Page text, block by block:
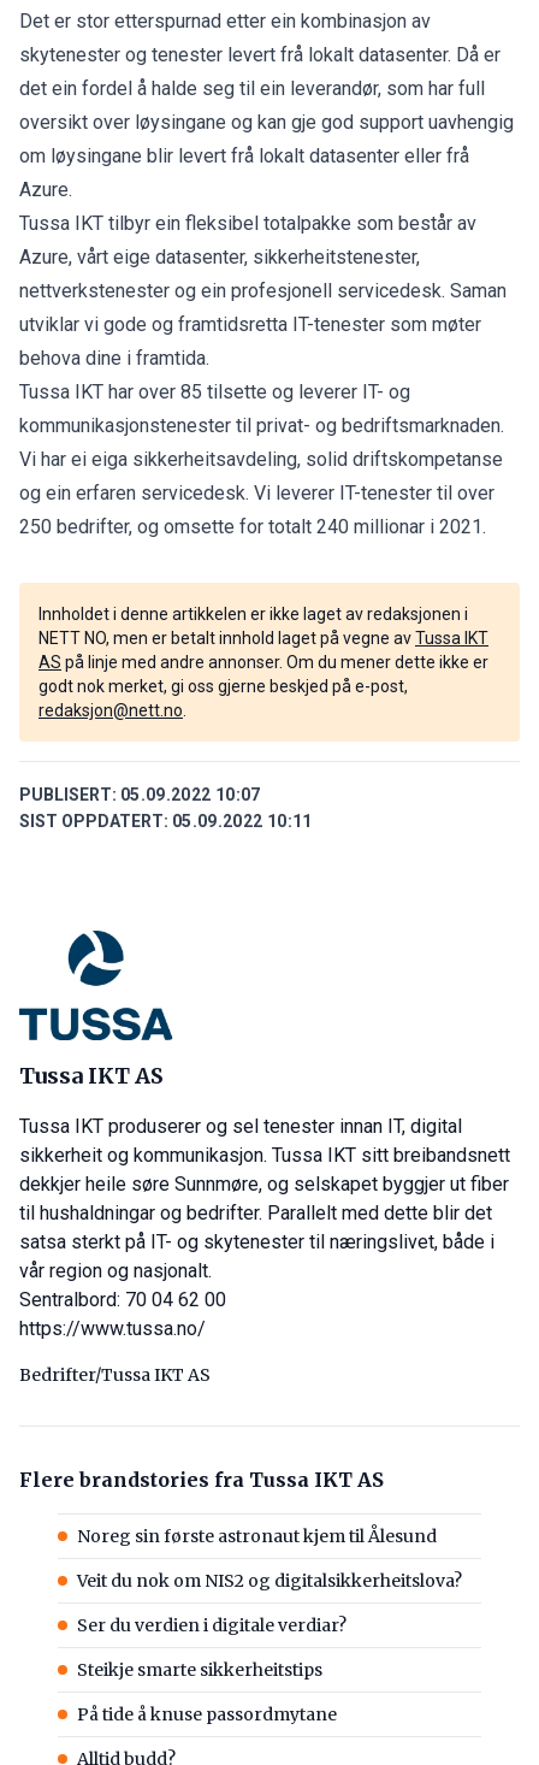
Det er stor etterspurnad etter ein kombinasjon av
skytenester og tenester levert frå lokalt datasenter. Då er
det ein fordel å halde seg til ein leverandør, som har full
oversikt over løysingane og kan gje god support uavhengig
om løysingane blir levert frå lokalt datasenter eller frå
Azure.
Tussa IKT tilbyr ein fleksibel totalpakke som består av
Azure, vårt eige datasenter, sikkerheitstenester,
nettverkstenester og ein profesjonell servicedesk. Saman
utviklar vi gode og framtidsretta IT-tenester som møter
behova dine i framtida.
Tussa IKT har over 85 tilsette og leverer IT- og
kommunikasjonstenester til privat- og bedriftsmarknaden.
Vi har ei eiga sikkerheitsavdeling, solid driftskompetanse
og ein erfaren servicedesk. Vi leverer IT-tenester til over
250 bedrifter, og omsette for totalt 240 millionar i 2021.
Innholdet i denne artikkelen er ikke laget av redaksjonen i
NETT NO, men er betalt innhold laget på vegne avTussa IKT
AS på linje med andre annonser. Om du mener dette ikke er
godt nok merket, gi oss gjerne beskjed på e-post,
redaksjon@nett.no
PUBLISERT: 05.09.2022 10:07
SIST OPPDATERT: 05.09.2022 10:11
Tussa IKT AS
Tussa IKT produserer og sel tenester innan IT, digital
sikkerheit og kommunikasjon. Tussa IKT sitt breibandsnett
dekkjer heile søre Sunnmøre, og selskapet byggjer ut fiber
til hushaldningar og bedrifter. Parallelt med dette blir det
satsa sterkt på IT- og skytenester til næringslivet, både i
vår region og nasjonalt.
Sentralbord: 70 04 62 00
https://www.tussa.no/
Bedrifter/Tussa IKT AS
Flere brandstories fra Tussa IKT AS
Noreg sin første astronaut kjem til Ålesund
Veit du nok om NIS2 og digitalsikkerheitslova?
Ser du verdien i digitale verdiar?
Steikje smarte sikkerheitstips
På tide å knuse passordmytane
Alltid budd?